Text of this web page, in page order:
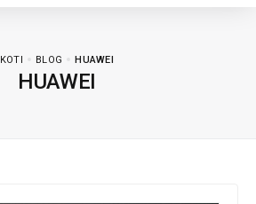
KOTI BLOG HUAWEI
HUAWEI